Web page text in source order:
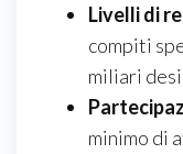
Livelli di
compiti
miliari
minimo di